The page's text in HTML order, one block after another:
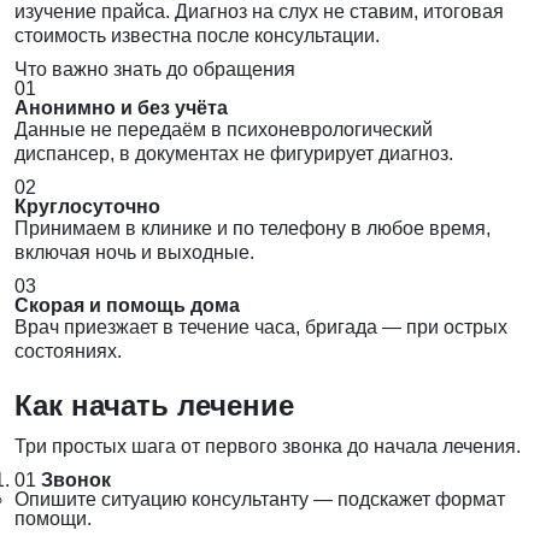
изучение прайса. Диагноз на слух не ставим, итоговая
стоимость известна после консультации.
Что важно знать до обращения
01
Анонимно и без учёта
Данные не передаём в психоневрологический
диспансер, в документах не фигурирует диагноз.
02
Круглосуточно
Принимаем в клинике и по телефону в любое время,
включая ночь и выходные.
03
Скорая и помощь дома
Врач приезжает в течение часа, бригада — при острых
состояниях.
Как начать лечение
Три простых шага от первого звонка до начала лечения.
01 Звонок
Опишите ситуацию консультанту — подскажет формат
помощи.